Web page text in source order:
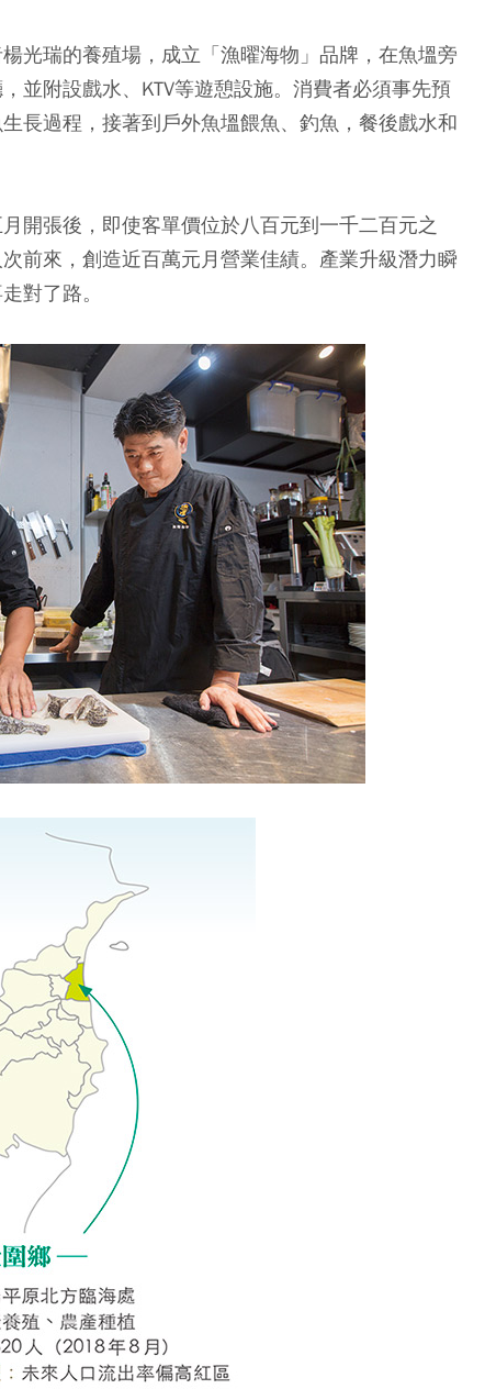
光瑞的養殖場，成立「漁曜海物」品牌，在魚塭旁
並附設戲水、KTV等遊憩設施。消費者必須事先預
長過程，接著到戶外魚塭餵魚、釣魚，餐後戲水和
開張後，即使客單價位於八百元到一千二百元之
前來，創造近百萬元月營業佳績。產業升級潛力瞬
對了路。